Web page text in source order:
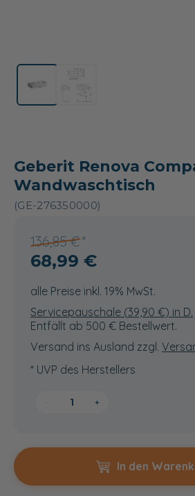
Geberit Renova
Wandwaschtisch
(GE-276350000)
136,85 €
68,99 €
alle Preise inkl. 19% MwSt.
Servicepauschale (39,90 €) in D.
Entfällt ab 500 € Bestellwert.
Versand ins Ausland zzgl.
* UVP des Herstellers
+
In den